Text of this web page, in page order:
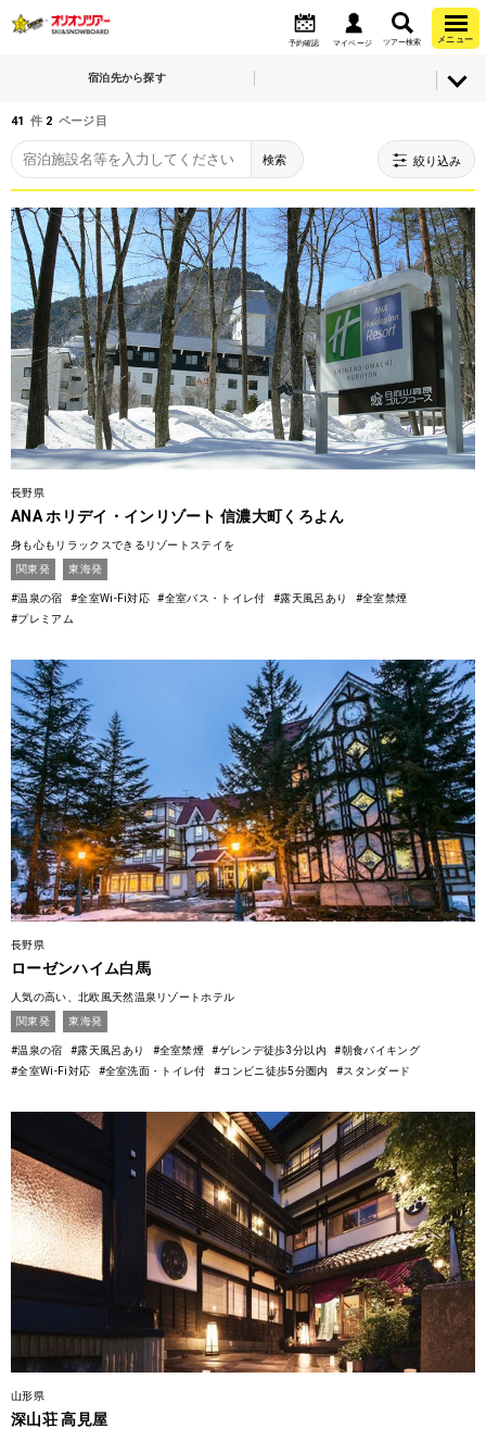
予約確認 マイページ ツアー検索 メニュー
宿泊先から探す
41 件 2 ページ目
検索 絞り込み
長野県
ANA ホリデイ・インリゾート 信濃大町くろよん
身も心もリラックスできるリゾートステイを
関東発
東海発
#温泉の宿 #全室Wi-Fi対応 #全室バス・トイレ付 #露天風呂あり
#全室禁煙
#プレミアム
長野県
ローゼンハイム白馬
人気の高い、北欧風天然温泉リゾートホテル
関東発
東海発
#温泉の宿 #露天風呂あり #全室禁煙 #ゲレンデ徒歩3分以内
#朝食バイキング
#全室Wi-Fi対応
#全室洗面・トイレ付 #コンビニ徒歩5分圏内 #スタンダード
山形県
深山荘 高見屋